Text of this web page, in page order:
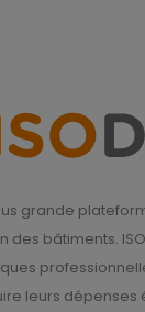
grande
des bâtiments.
leurs dépenses